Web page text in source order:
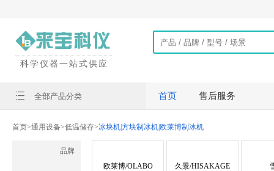
科学仪器一站式供应
全部产品分类 首页 售后服务
首页>通用设备>低温储存>冰块机方块制冰机 欧莱博制冰机
品牌
欧莱博/OLABO
久景/HISAKAGE